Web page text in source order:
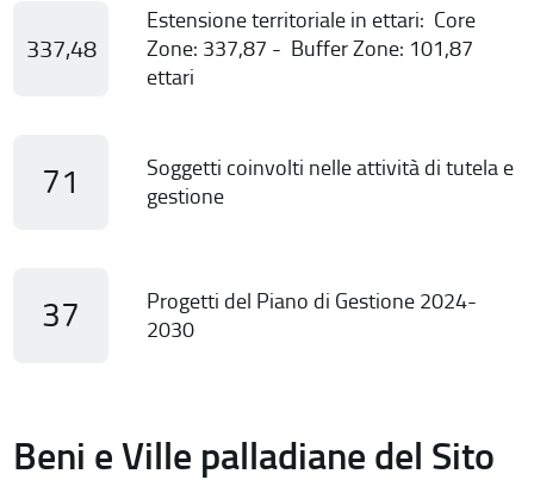
337,48
Estensione territoriale in ettari: Core
Zone: 337,87 - Buffer Zone: 101,87
ettari
71
Soggetti coinvolti nelle attività di tutela e
gestione
37
Progetti del Piano di Gestione 2024-
2030
Beni e Ville palladiane del Sito